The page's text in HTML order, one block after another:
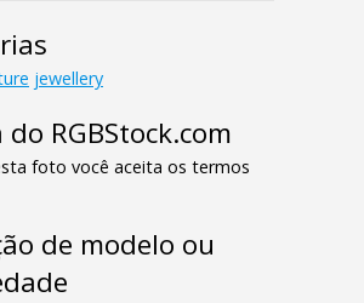
jewellery
do RGBStock.com
foto você aceita os termos
de modelo ou